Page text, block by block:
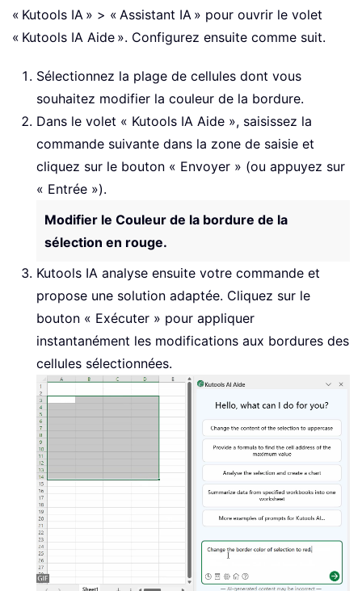
« Kutools IA » > « Assistant IA » pour ouvrir le volet
« Kutools IA Aide ». Configurez ensuite comme suit.
Sélectionnez la plage de cellules dont vous
souhaitez modifier la couleur de la bordure.
Dans le volet « Kutools IA Aide », saisissez la
commande suivante dans la zone de saisie et
cliquez sur le bouton « Envoyer » (ou appuyez sur
« Entrée »).
Modifier le Couleur de la bordure de la
sélection en rouge.
Kutools IA analyse ensuite votre commande et
propose une solution adaptée. Cliquez sur le
bouton « Exécuter » pour appliquer
instantanément les modifications aux bordures des
cellules sélectionnées.